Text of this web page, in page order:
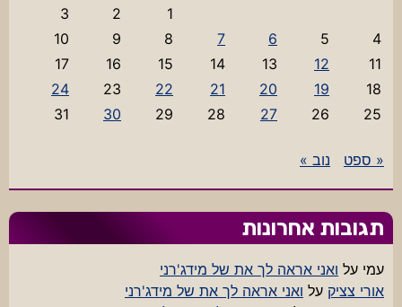
1
2
3
4
5
6
7
8
9
10
11
12
13
14
15
16
17
18
19
20
21
22
23
24
25
26
27
28
29
30
31
« ספט נוב »
תגובות אחרונות
עמי על ואני אראה לך את של מידג'רני
אורי צציק על ואני אראה לך את של מידג'רני